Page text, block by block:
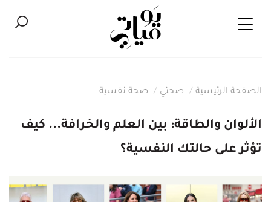
الصفحة الرئيسية صحتي صحة نفسية
الألوان والطاقة: بين العلم والخرافة... كيف
تؤثر على حالتك النفسية؟